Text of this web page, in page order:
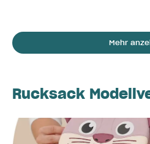
Mehr
Rucksack